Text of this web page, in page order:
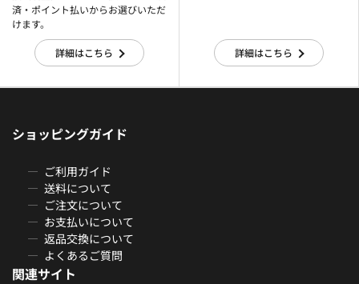
済・ポイント払いからお選びいただ
けます。
詳細はこちら 詳細はこちら
ショッピングガイド
ご利用ガイド
送料について
ご注文について
お支払いについて
返品交換について
よくあるご質問
関連サイト